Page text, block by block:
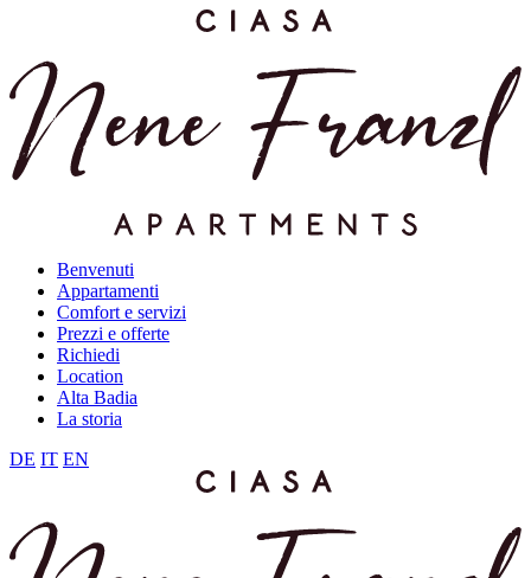
Benvenuti
Appartamenti
Comfort e servizi
Prezzi e offerte
Richiedi
Location
Alta Badia
La storia
DE IT EN